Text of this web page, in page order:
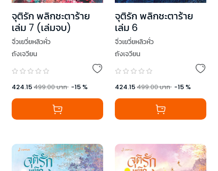
จุติรัก พลิกชะตาร้าย
เล่ม 7 (เล่มจบ)
จิ่วเยวี่ยหลิวหั่ว
ถังเจวียน
424.15499.00บาท -15 %
จุติรัก พลิกชะตาร้าย
เล่ม 6
จิ่วเยวี่ยหลิวหั่ว
ถังเจวียน
424.15499.00บาท -15 %